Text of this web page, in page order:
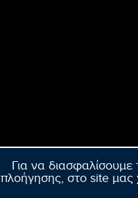
Για να διασφαλίσουμε
πλοήγησης, στο site μας